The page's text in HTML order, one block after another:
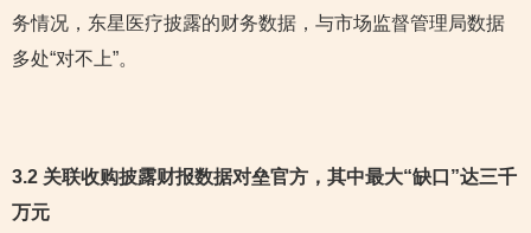
务情况，东星医疗披露的财务数据，与市场监督管理局数据
多处“对不上”。
3.2 关联收购披露财报数据对垒官方，其中最大“缺口”达三千
万元